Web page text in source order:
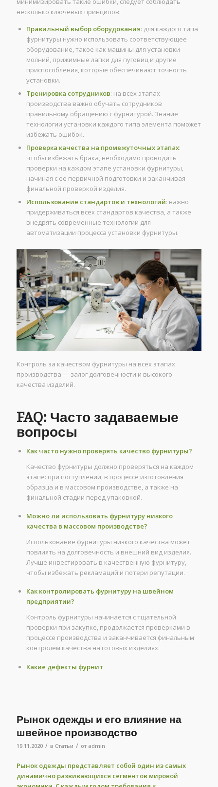
несколько ключевых принципов:
Правильный выбор оборудования: для каждого типа
фурнитуры нужно использовать соответствующее
оборудование, такое как машины для установки
молний, прижимные лапки для пуговиц и другие
приспособления, которые обеспечивают точность
установки.
Тренировка сотрудников: на всех этапах
производства важно обучать сотрудников
правильному обращению с фурнитурой. Знание
технологии установки каждого типа элемента поможет
избежать ошибок.
Проверка качества на промежуточных этапах:
чтобы избежать брака, необходимо проводить
проверки на каждом этапе установки фурнитуры,
начиная с ее первичной подготовки и заканчивая
финальной проверкой изделия.
Использование стандартов и технологий: важно
придерживаться всех стандартов качества, а также
внедрять современные технологии для
автоматизации процесса установки фурнитуры.
Контроль за качеством фурнитуры на всех этапах
производства — залог долговечности и высокого
качества изделий.
FAQ: Часто задаваемые
вопросы
Как часто нужно проверять качество фурнитуры?
Качество фурнитуры должно проверяться на каждом
этапе: при поступлении, в процессе изготовления
образца и в массовом производстве, а также на
финальной стадии перед упаковкой.
Можно ли использовать фурнитуру низкого
качества в массовом производстве?
Использование фурнитуры низкого качества может
повлиять на долговечность и внешний вид изделия.
Лучше инвестировать в качественную фурнитуру,
чтобы избежать рекламаций и потери репутации.
Как контролировать фурнитуру на швейном
предприятии?
Контроль фурнитуры начинается с тщательной
проверки при закупке, продолжается проверками в
процессе производства и заканчивается финальным
контролем качества на готовых изделиях.
Какие дефекты фурнит
Рынок одежды и его влияние на
швейное производство
19.11.2020 / в Статьи / от admin
Рынок одежды представляет собой один из самых
динамично развивающихся сегментов мировой